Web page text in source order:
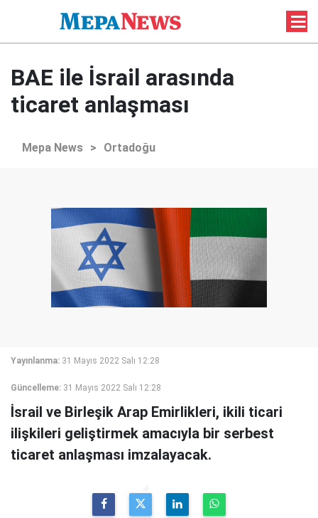
BAE ile İsrail arasında
ticaret anlaşması
Mepa News > Ortadoğu
Yayınlanma: 31 Mayıs 2022 Salı 12:28
Güncelleme: 31 Mayıs 2022 Salı 12:28
İsrail ve Birleşik Arap Emirlikleri, ikili ticari
ilişkileri geliştirmek amacıyla bir serbest
ticaret anlaşması imzalayacak.